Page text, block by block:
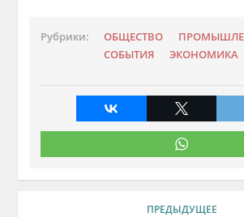
Рубрики: ОБЩЕСТВО
СОБЫТИЯ
ЭКОНОМИКА
ПРЕДЫДУЩЕЕ